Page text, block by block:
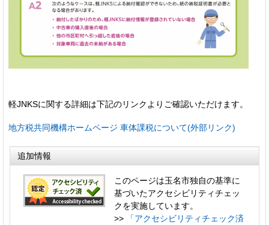
軽JNKSに関する詳細は下記のリンクよりご確認いただけます。
地方税共同機構ホームページ 車体課税について(外部リンク)
追加情報
このページは玉名市独自の基準に
基づいたアクセシビリティチェッ
クを実施しています。
>>
「アクセシビリティチェック済